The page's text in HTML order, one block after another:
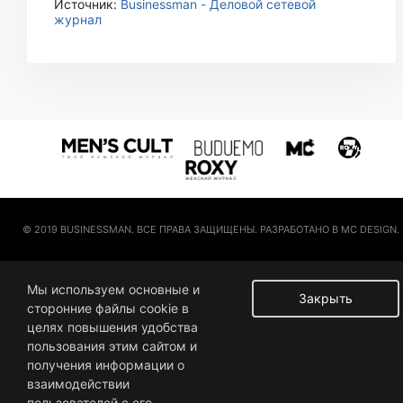
Источник: Businessman - Деловой сетевой
журнал
© 2019 BUSINESSMAN. ВСЕ ПРАВА ЗАЩИЩЕНЫ. РАЗРАБОТАНО В MC DESIGN.
Закрыть
Мы используем основные и
сторонние файлы cookie в
целях повышения удобства
пользования этим сайтом и
получения информации о
взаимодействии